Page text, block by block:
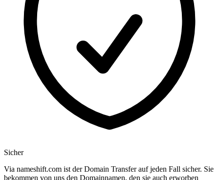
Sicher
Via nameshift.com ist der Domain Transfer auf jeden Fall sicher. Sie
bekommen von uns den Domainnamen, den sie auch erworben